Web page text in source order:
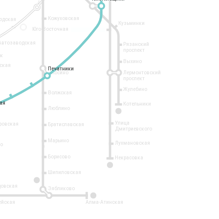
2
14
Кузьминки
Рязанский
проспект
Выхино
Лермонтовский
проспект
Жулебино
Котельники
Кожуховская
Печатники
Волжская
Люблино
Братиславская
Марьино
Борисово
Шипиловская
Зябликово
Алма-Атинская
Улица
Дмитриевского
Лухмановская
Некрасовка
Косино
Юго-Восточная
Печатники